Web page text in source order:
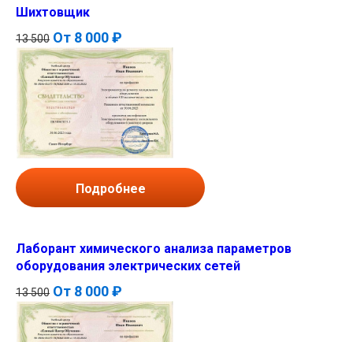
Шихтовщик
13 500 От 8 000 ₽
Подробнее
Лаборант химического анализа параметров
оборудования электрических сетей
13 500 От 8 000 ₽